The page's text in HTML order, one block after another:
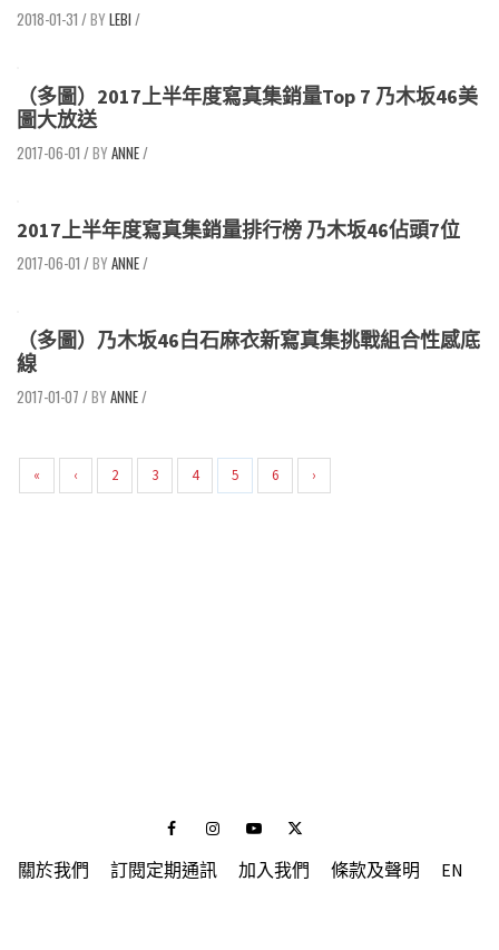
2018-01-31 / LEBI /
（多圖）2017上半年度寫真集銷量Top 7 乃木坂46美
圖大放送
2017-06-01 / ANNE/
2017上半年度寫真集銷量排行榜 乃木坂46佔頭7位
2017-06-01 / ANNE/
（多圖）乃木坂46白石麻衣新寫真集挑戰組合性感底
線
2017-01-07 / ANNE/
« ‹ 2 3 4 5 6 ›
FacebookInstagramYoutubeTwitter
關於我們 訂閱定期通訊 加入我們 條款及聲明 EN